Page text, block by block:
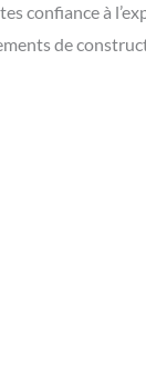
confiance à
de